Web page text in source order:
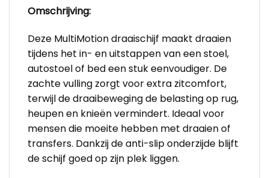
Omschrijving:
Deze MultiMotion draaischijf maakt draaien
tijdens het in- en uitstappen van een stoel,
autostoel of bed een stuk eenvoudiger. De
zachte vulling zorgt voor extra zitcomfort,
terwijl de draaibeweging de belasting op rug,
heupen en knieën vermindert. Ideaal voor
mensen die moeite hebben met draaien of
transfers. Dankzij de anti-slip onderzijde blijft
de schijf goed op zijn plek liggen.